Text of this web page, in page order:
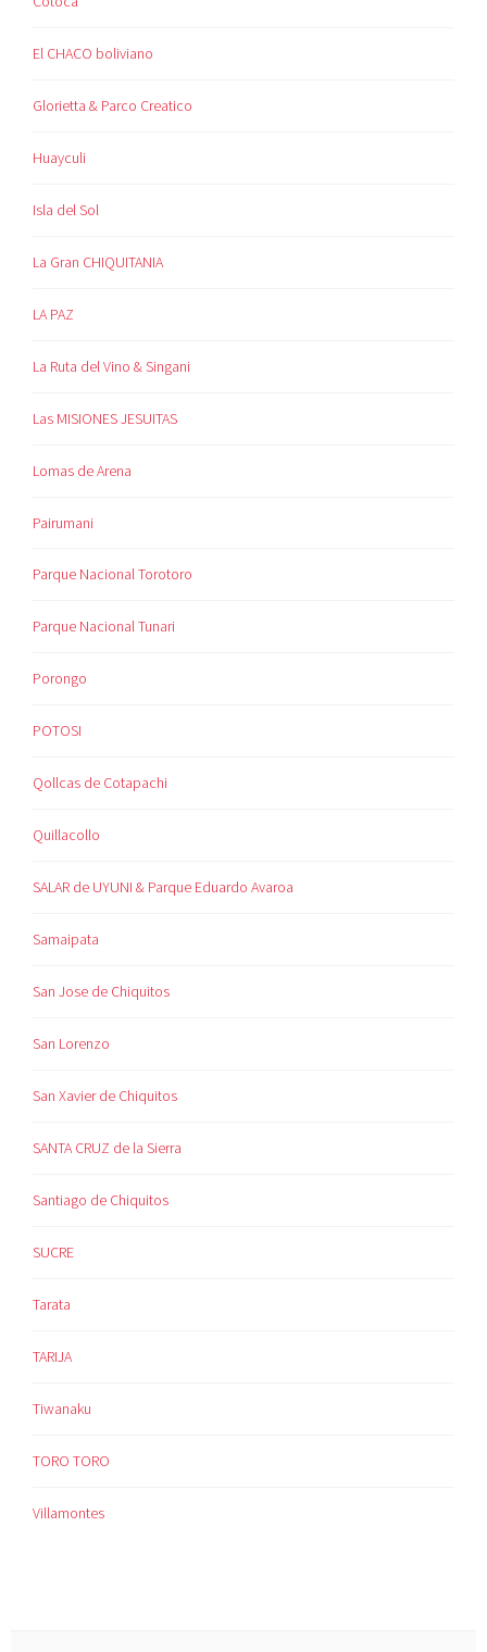
El CHACO boliviano
Glorietta & Parco Creatico
Huayculi
Isla del Sol
La Gran CHIQUITANIA
LA PAZ
La Ruta del Vino & Singani
Las MISIONES JESUITAS
Lomas de Arena
Pairumani
Parque Nacional Torotoro
Parque Nacional Tunari
Porongo
POTOSI
Qollcas de Cotapachi
Quillacollo
SALAR de UYUNI & Parque Eduardo Avaroa
Samaipata
San Jose de Chiquitos
San Lorenzo
San Xavier de Chiquitos
SANTA CRUZ de la Sierra
Santiago de Chiquitos
SUCRE
Tarata
TARIJA
Tiwanaku
TORO TORO
Villamontes